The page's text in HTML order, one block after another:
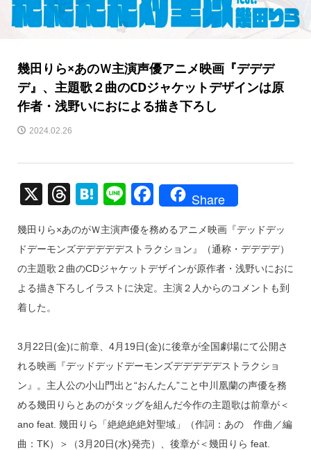
幾田りら×あのＷ主演声優アニメ映画『デデデ
デ』、主題歌２曲のCDジャケットデザインは原
作者・浅野いにおによる描き下ろし
2024.02.26
X
T
e
a
d
H
e
n
a
Li
e
F
c
e
b
k
Share
幾田りら×あのがＷ主演声優を務めるアニメ映画『デッドデッ
ドデーモンズデデデデデストラクション』（通称・デデデデ）
の主題歌２曲のCDジャケットデザインが原作者・浅野いにおに
よる描き下ろしイラストに決定。主演２人からのコメントも到
着した。
3月22日(金)に前章、4月19日(金)に後章が全国劇場にて公開さ
れる映画『デッドデッドデーモンズデデデデデストラクショ
ン』。主人公の小山門出と“おんたん”こと中川凰蘭の声優を務
める幾田りらとあのがタッグを組んだ今作の主題歌は前章が＜
ano feat. 幾田りら「絶絶絶絶対聖域」（作詞：あの 作曲／編
曲：TK）＞（3月20日(水)発売）、後章が＜幾田りら feat.